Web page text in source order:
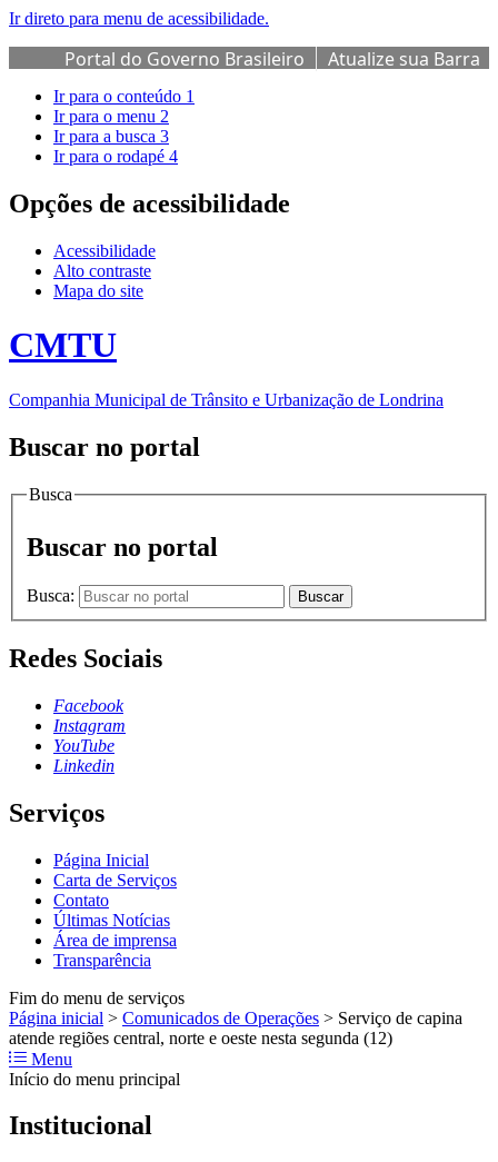
Ir direto para menu de acessibilidade.
Portal do Governo Brasileiro
Atualize sua Barra
de Governo
Ir para o conteúdo 1
Ir para o menu 2
Ir para a busca 3
Ir para o rodapé 4
Opções de acessibilidade
Acessibilidade
Alto contraste
Mapa do site
CMTU
Companhia Municipal de Trânsito e Urbanização de Londrina
Buscar no portal
Busca
Buscar no portal
Busca: Buscar
Redes Sociais
Facebook
Instagram
YouTube
Linkedin
Serviços
Página Inicial
Carta de Serviços
Contato
Últimas Notícias
Área de imprensa
Transparência
Fim do menu de serviços
Página inicial > Comunicados de Operações > Serviço de capina
atende regiões central, norte e oeste nesta segunda (12)
Menu
Início do menu principal
Institucional